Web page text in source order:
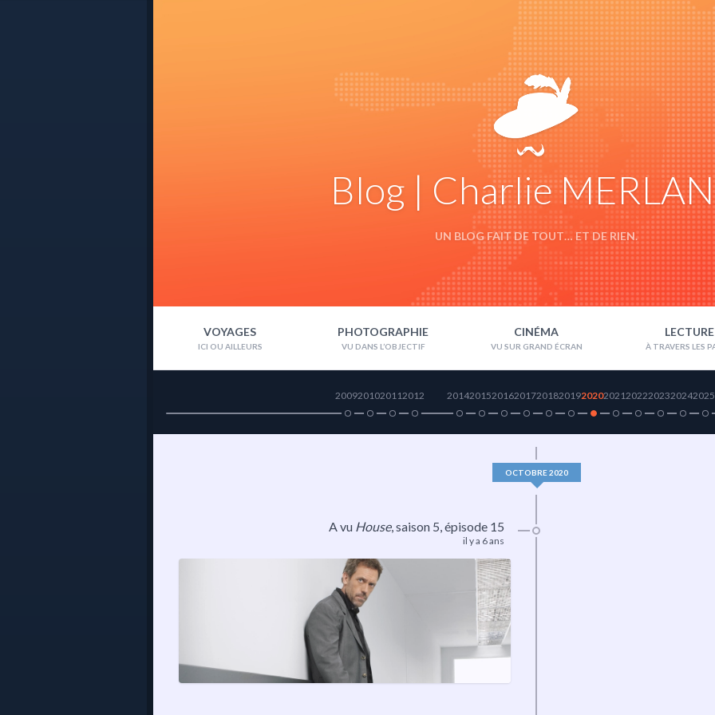
Blog | Charlie
UN BLOG FAIT DE TOUT… ET DE RIEN.
VOYAGES PHOTOGRAPHIE CINÉMA LECTURE
2009201020112012 201420152016201720182019202020212022202320242025
OCTOBRE 2020
A vu House,saison 5, épisode 15
il y a 6 ans